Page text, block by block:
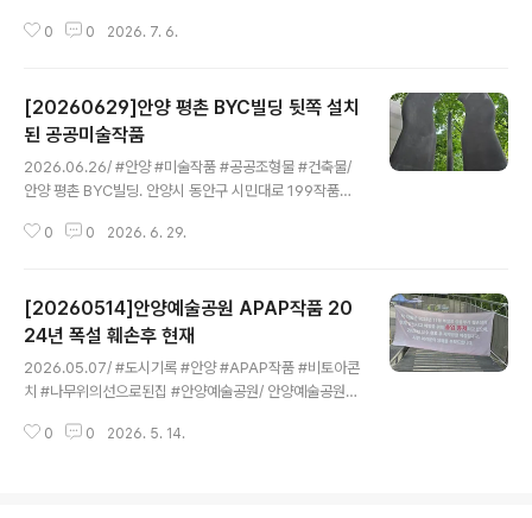
후 흙으로 쌓은 단 위에 옮기는 작업을 제안했다. 그는 기획
안양문화에술회관 상징조형물 세움. 작품제목: 찬가작팜작
시설 등을 확충해 현대 공연장의 기틀을 마련했다. 2009
년부터 2010년까지 대규모 리모델링을 한 뒤 안양아트센
터로 명칭을 변경했다.대공연장과 소공연장 그리고 야외공
연장 등 3곳의 공연장과, 갤러리 미담, 컨벤션홀을 갖춘 다
목적 문화공간이다.대공연장 1층 로비에 편의시설(카페 브
람스)을 갖추고 있다. [20230812]1989년 12월 5일 안
0 0 2026. 7. 6.
[20260629]안양 평촌 BYC빌딩 뒷쪽 설치
된 공공미술작품
2026.06.26/ #안양 #미술작품 #공공조형물 #건축물/
안양 평촌 BYC빌딩. 안양시 동안구 시민대로 199작품명:
54 서울 출생2014 작고학력1985 서울대학교 대학원 조
0 0 2026. 6. 29.
[20260514]안양예술공원 APAP작품 20
24년 폭설 훼손후 현재
2026.05.07/ #도시기록 #안양 #APAP작품 #비토아콘
치 #나무위의선으로된집 #안양예술공원/ 안양예술공원
공예술프로젝트(APAP2007) 당시 설치된 작품「나무 위
0 0 2026. 5. 14.